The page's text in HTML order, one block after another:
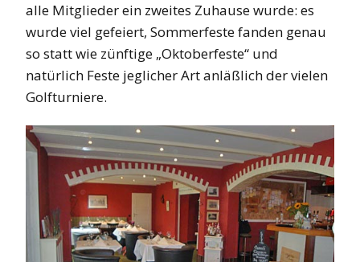
alle Mitglieder ein zweites Zuhause wurde: es
wurde viel gefeiert, Sommerfeste fanden genau
so statt wie zünftige „Oktoberfeste“ und
natürlich Feste jeglicher Art anläßlich der vielen
Golfturniere.